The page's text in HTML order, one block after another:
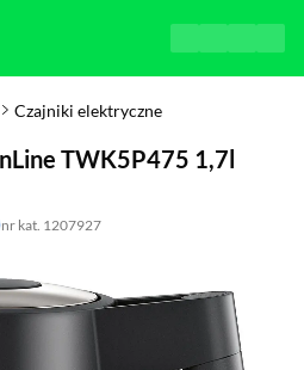
Czajniki elektryczne
TWK5P475 1,7l
nr kat. 1207927